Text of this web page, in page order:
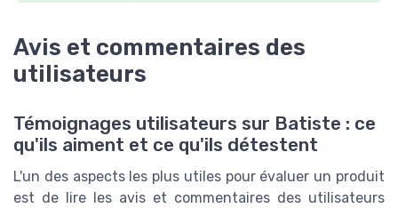
Avis et commentaires des
utilisateurs
Témoignages utilisateurs sur Batiste : ce
qu'ils aiment et ce qu'ils détestent
L'un des aspects les plus utiles pour évaluer un produit
est de lire les avis et commentaires des utilisateurs